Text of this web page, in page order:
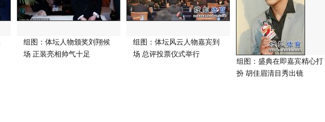
组图：体坛人物颁奖刘翔候
场 正装亮相帅气十足
组图：体坛风云人物嘉宾到
场 总评投票仪式举行
组图：盛典在即嘉宾精心打
扮 胡佳眉清目秀出镜